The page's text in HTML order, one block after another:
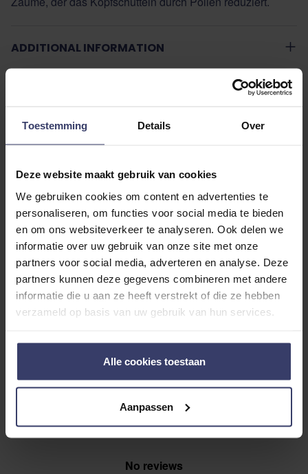
Toestemming Details Over
Deze website maakt gebruik van cookies
We gebruiken cookies om content en advertenties te
personaliseren, om functies voor social media te bieden
en om ons websiteverkeer te analyseren. Ook delen we
informatie over uw gebruik van onze site met onze
partners voor social media, adverteren en analyse. Deze
partners kunnen deze gegevens combineren met andere
informatie die u aan ze heeft verstrekt of die ze hebben
verzameld op basis van uw gebruik van hun services.
Alle cookies toestaan
Aanpassen
ADDITIONAL INFORMATION
Kundenbewertungen
0 0 reviews
with other customers
Top customer reviews
No reviews